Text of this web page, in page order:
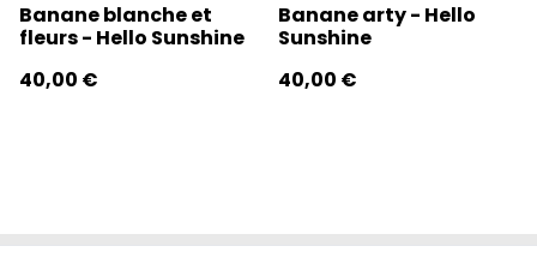
Banane blanche et
fleurs - Hello Sunshine
40,00 €
Banane arty - Hello
Sunshine
40,00 €